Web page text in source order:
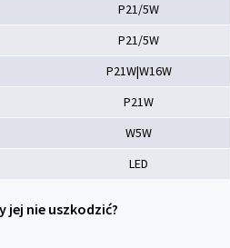
P21/5W
P21/5W
P21W|W16W
P21W
W5W
LED
jej nie uszkodzić?